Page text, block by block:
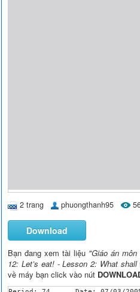
2 trang phuongthanh95
Download
Bạn đang xem tài liệu "Giáo án
12: Let’s eat! - Lesson 2: What
về máy bạn click vào nút